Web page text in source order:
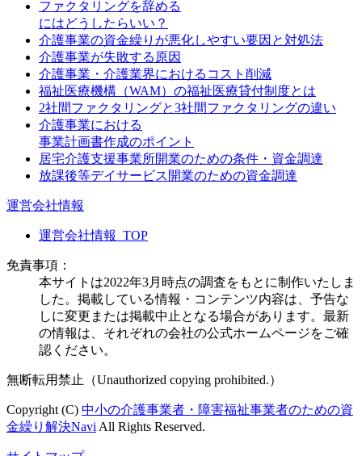
ファクタリングを辞める
にはどうしたらいい？
介護事業の資金繰りが悪化しやすい要因と対処法
介護事業が失敗する原因
介護事業・介護業界におけるコスト削減
福祉医療機構（WAM）の福祉医療貸付制度とは
2社間ファクタリングと3社間ファクタリングの違い
介護事業における
事業計画書作成のポイント
居宅介護支援事業所開業のための条件・資金調達
放課後等デイサービス開業のための資金調達
運営会社情報
運営会社情報_TOP
免責事項：
本サイトは2022年3月時点の調査をもとに制作いたしま
した。掲載している情報・コンテンツ内容は、予告な
しに変更または掲載中止となる場合があります。最新
の情報は、それぞれの会社の公式ホームページをご確
認ください。
無断転用禁止（Unauthorized copying prohibited.）
Copyright (C) 中小の介護事業者・障害福祉事業者のための資
金繰り解決Navi All Rights Reserved.